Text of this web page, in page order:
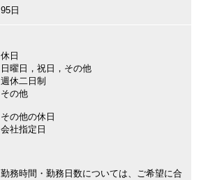
95日
休日
日曜日，祝日，その他
週休二日制
その他
その他の休日
会社指定日
勤務時間・勤務日数については、ご希望に合